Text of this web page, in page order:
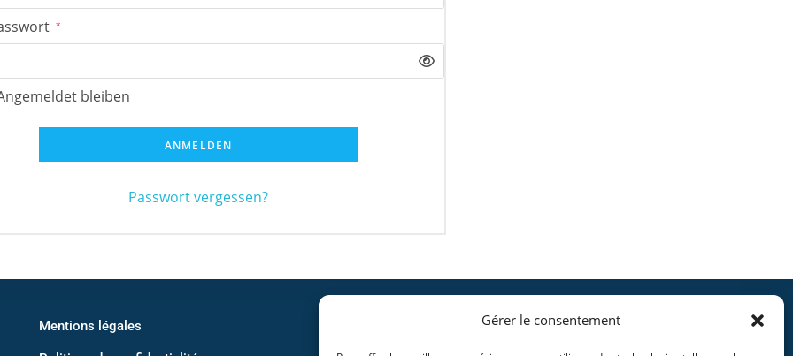
Gérer le consentement
*
bleiben
ANMELDEN
Passwort vergessen?
Mentions légales Informations